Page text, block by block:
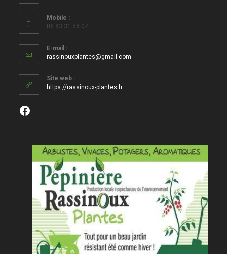
Mobile :
06 83 31 58 07
E-mail :
rassinouxplantes@gmail.com
Site web :
https://rassinoux-plantes.fr
Facebook